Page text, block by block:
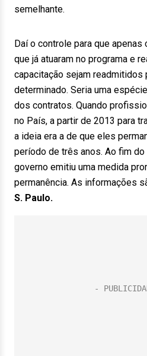
semelhante.
Daí o controle para que
que já atuaram no programa e
capacitação sejam readmitidos
determinado. Seria uma
dos contratos. Quando
no País, a partir de 2013 para
a ideia era a de que eles
período de três anos. Ao fim do
governo emitiu uma medida
permanência. As informações
S. Paulo.